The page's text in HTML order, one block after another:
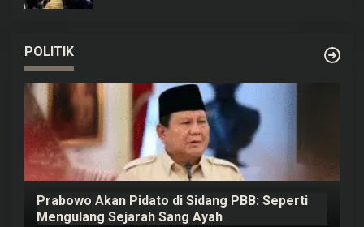
POLITIK
Prabowo Akan Pidato di Sidang PBB: Seperti
Mengulang Sejarah Sang Ayah